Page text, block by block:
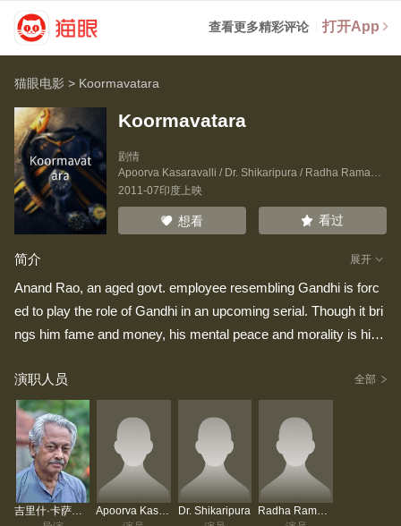
查看更多精彩评论 打开App
猫眼电影 > Koormavatara
Koormavatara
剧情
Apoorva Kasaravalli / Dr. Shikaripura/ Radha Ramachandra
2011-07印度上映
想看 看过
简介 展开
Anand Rao, an aged govt. employee resembling Gandhi is forc
ed to play the role of Gandhi in an upcoming serial. Though it bri
ngs him fame and money, his mental peace and morality is hind
演职人员
全部
吉里什·卡萨拉瓦里
Apoorva Kasaravalli
Dr. Shikaripura
Radha Ramachandra